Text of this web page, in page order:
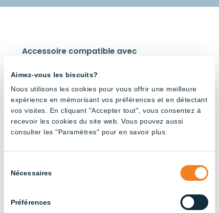
Aimez-vous les biscuits?
Nous utilisons les cookies pour vous offrir une meilleure
expérience en mémorisant vos préférences et en détectant
vos visites. En cliquant "Accepter tout", vous consentez à
recevoir les cookies du site web. Vous pouvez aussi
consulter les "Paramètres" pour en savoir plus.
duNécessaires
Préférences
Accessoire compatible avec
Luminai
re Panel
réglable